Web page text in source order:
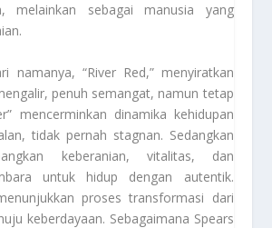
melainkan sebagai manusia yang
namanya, “River Red,” menyiratkan
penuh semangat, namun tetap
mencerminkan dinamika kehidupan
tidak pernah stagnan. Sedangkan
keberanian, vitalitas, dan
untuk hidup dengan autentik.
proses transformasi dari
keberdayaan. Sebagaimana Spears